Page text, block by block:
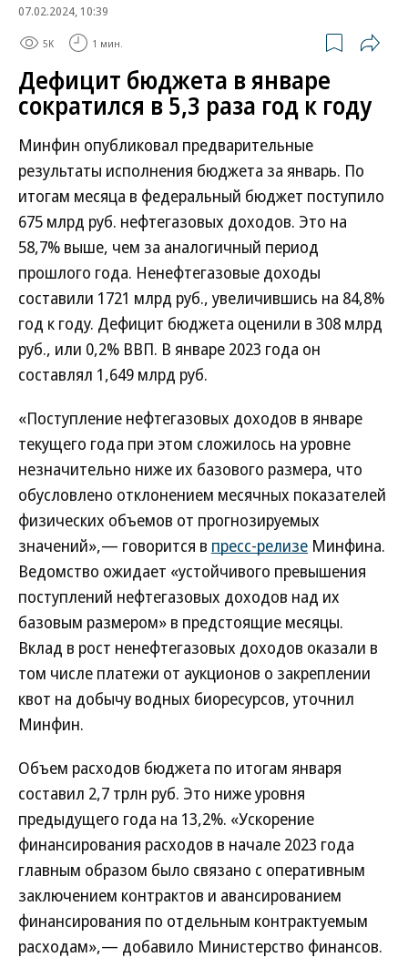
07.02.2024, 10:39
5K 1 мин.
Дефицит бюджета в январе
сократился в 5,3 раза год к году
Минфин опубликовал предварительные
результаты исполнения бюджета за январь. По
итогам месяца в федеральный бюджет поступило
675 млрд руб. нефтегазовых доходов. Это на
58,7% выше, чем за аналогичный период
прошлого года. Ненефтегазовые доходы
составили 1721 млрд руб., увеличившись на 84,8%
год к году. Дефицит бюджета оценили в 308 млрд
руб., или 0,2% ВВП. В январе 2023 года он
составлял 1,649 млрд руб.
«Поступление нефтегазовых доходов в январе
текущего года при этом сложилось на уровне
незначительно ниже их базового размера, что
обусловлено отклонением месячных показателей
физических объемов от прогнозируемых
значений»,— говорится в пресс-релизе Минфина.
Ведомство ожидает «устойчивого превышения
поступлений нефтегазовых доходов над их
базовым размером» в предстоящие месяцы.
Вклад в рост ненефтегазовых доходов оказали в
том числе платежи от аукционов о закреплении
квот на добычу водных биоресурсов, уточнил
Минфин.
Объем расходов бюджета по итогам января
составил 2,7 трлн руб. Это ниже уровня
предыдущего года на 13,2%. «Ускорение
финансирования расходов в начале 2023 года
главным образом было связано с оперативным
заключением контрактов и авансированием
финансирования по отдельным контрактуемым
расходам»,— добавило Министерство финансов.